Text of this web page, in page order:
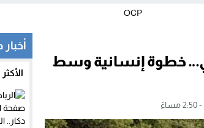
خطوة إنسانية وسط
أخبار